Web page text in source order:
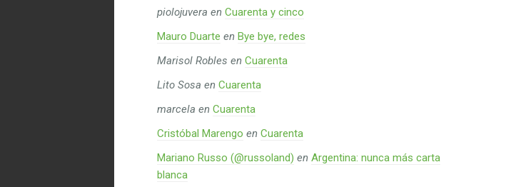
piolojuvera en Cuarenta y cinco
Mauro Duarte en Bye bye, redes
Marisol Robles en Cuarenta
Lito Sosa en Cuarenta
marcela en Cuarenta
Cristóbal Marengo en Cuarenta
Mariano Russo (@russoland) en Argentina: nunca más carta
blanca